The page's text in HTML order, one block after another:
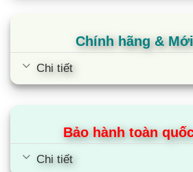
Chính hãng &
Chi tiết
Bảo hành toàn
Chi tiết